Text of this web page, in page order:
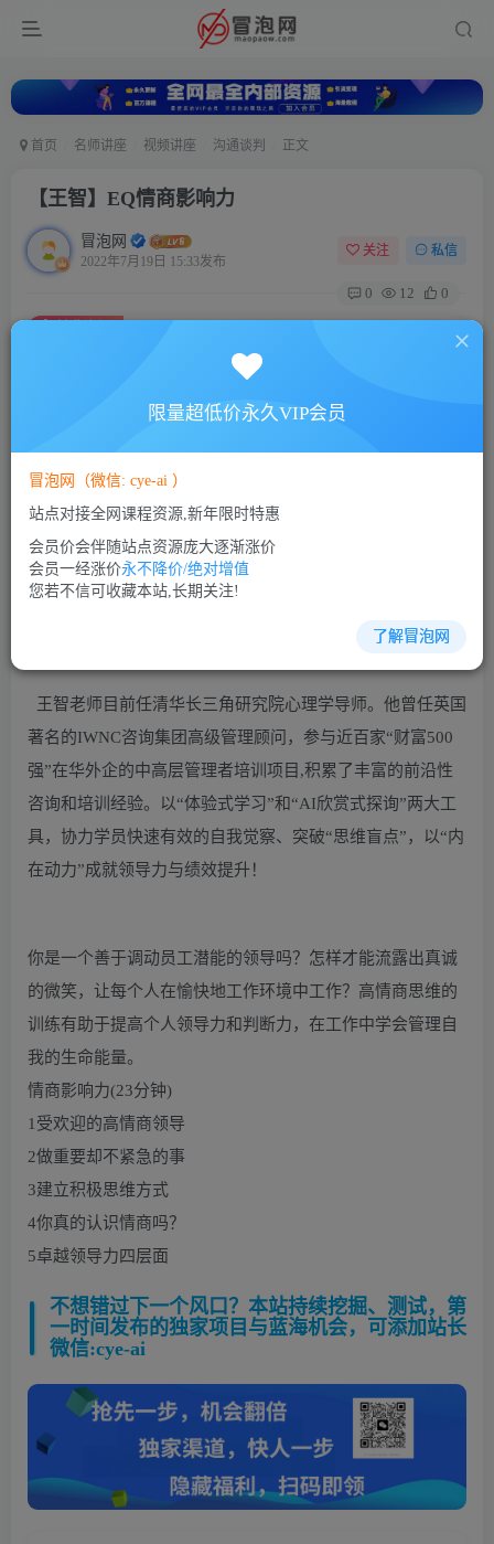
首页 名师讲座 视频讲座 沟通谈判 正文
【王智】EQ情商影响力
冒泡网
2022年7月19日 15:33发布
关注 私信
0 12 0
此内容为付费资源，请付费后查看
5
VIP会员 免费
立即购买
您当前未登录！建议登陆后购买，可保存购买订单
王智老师目前任清华长三角研究院心理学导师。他曾任英国
著名的IWNC咨询集团高级管理顾问，参与近百家“财富500
强”在华外企的中高层管理者培训项目,积累了丰富的前沿性
咨询和培训经验。以“体验式学习”和“AI欣赏式探询”两大工
具，协力学员快速有效的自我觉察、突破“思维盲点”，以“内
在动力”成就领导力与绩效提升！
你是一个善于调动员工潜能的领导吗？怎样才能流露出真诚
的微笑，让每个人在愉快地工作环境中工作？高情商思维的
训练有助于提高个人领导力和判断力，在工作中学会管理自
我的生命能量。
情商影响力(23分钟)
1受欢迎的高情商领导
2做重要却不紧急的事
3建立积极思维方式
4你真的认识情商吗？
5卓越领导力四层面
不想错过下一个风口？本站持续挖掘、测试，第
一时间发布的独家项目与蓝海机会，可添加站长
微信:cye-ai
限量超低价永久VIP会员
冒泡网（微信: cye-ai ）
站点对接全网课程资源,新年限时特惠
会员价会伴随站点资源庞大逐渐涨价
会员一经涨价永不降价/绝对增值
您若不信可收藏本站,长期关注!
了解冒泡网